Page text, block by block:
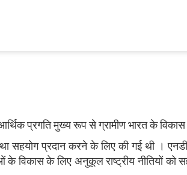
प्रगति मुख्‍य रूप से ग्रामीण भारत के विकास
सहयोग प्रदान करने के लिए की गई थी ।
विकास के लिए अनुकूल राष्‍ट्रीय नीतियों को